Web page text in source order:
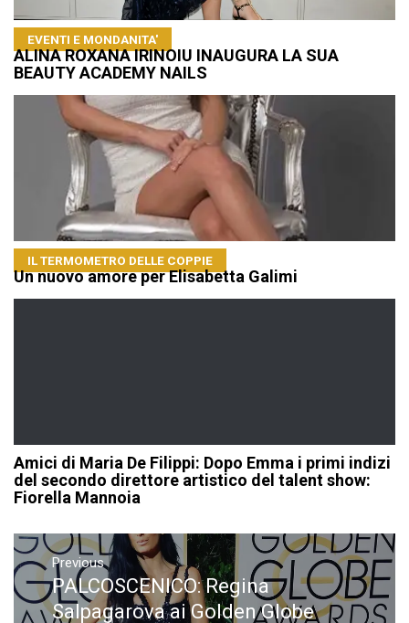
EVENTI E MONDANITA'
ALINA ROXANA IRINOIU INAUGURA LA SUA
BEAUTY ACADEMY NAILS
IL TERMOMETRO DELLE COPPIE
Un nuovo amore per Elisabetta Galimi
Amici di Maria De Filippi: Dopo Emma i primi indizi
del secondo direttore artistico del talent show:
Fiorella Mannoia
Navigazione
articoli
Previous
Previous
post:
PALCOSCENICO: Regina
Salpagarova ai Golden Globe